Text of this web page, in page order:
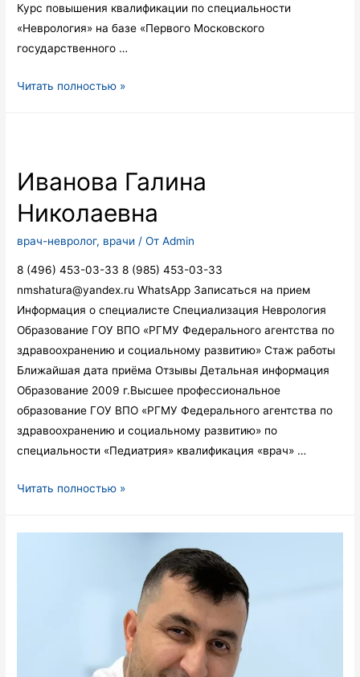
Курс повышения квалификации по специальности
«Неврология» на базе «Первого Московского
государственного …
Рус
Читать полностью »
Иванова Галина
Николаевна
врач-невролог, врачи / От Admin
8 (496) 453-03-33 8 (985) 453-03-33
nmshatura@yandex.ru WhatsApp Записаться на прием
Информация о специалисте Специализация Неврология
Образование ГОУ ВПО «РГМУ Федерального агентства по
здравоохранению и социальному развитию» Стаж работы
Ближайшая дата приёма Отзывы Детальная информация
Образование 2009 г.Высшее профессиональное
образование ГОУ ВПО «РГМУ Федерального агентства по
здравоохранению и социальному развитию» по
специальности «Педиатрия» квалификация «врач» …
Иванова
Читать полностью »